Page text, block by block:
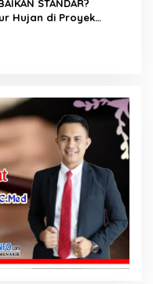
STANDAR?
Hujan di Proyek